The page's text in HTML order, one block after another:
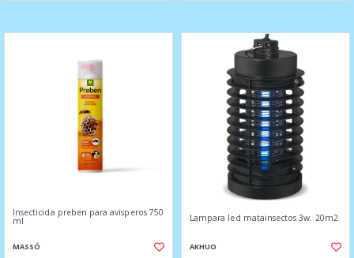
Insecticida preben para avisperos 750
ml
MASSÓ
Lampara led matainsectos 3w. 20m2
AKHUO